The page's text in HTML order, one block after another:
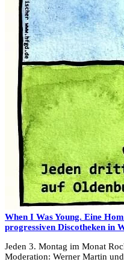
When I Was Young. Eine
progressiven Discotheken in
Jeden 3. Montag im Monat
Moderation: Werner Martin